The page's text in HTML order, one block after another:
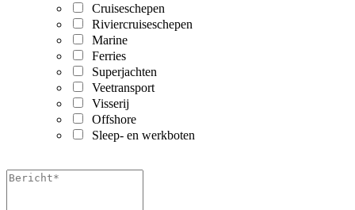
Cruiseschepen
Riviercruiseschepen
Marine
Ferries
Superjachten
Veetransport
Visserij
Offshore
Sleep- en werkboten